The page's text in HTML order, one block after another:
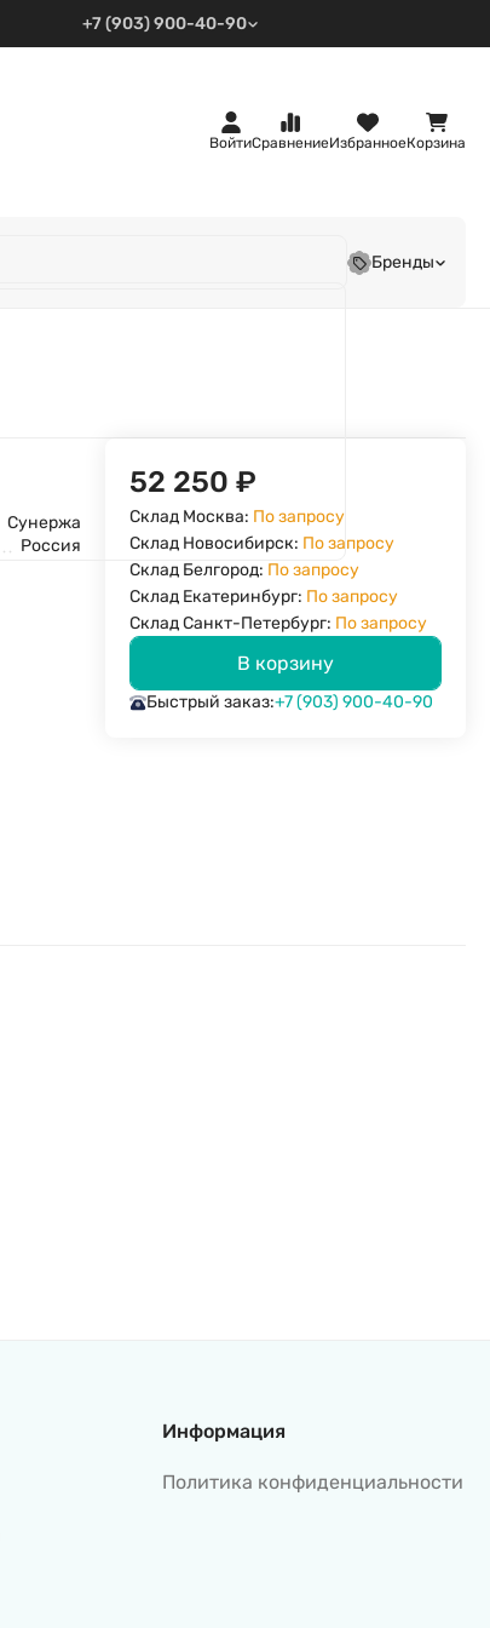
+7 (903) 900-40-90
ВойтиСравнениеИзбранноеКорзина
Бренды
Сунержа
Россия
52 250₽
Склад Москва: По запросу
Склад Новосибирск: По запросу
Склад Белгород: По запросу
Склад Екатеринбург: По запросу
Склад Санкт-Петербург: По запросу
В корзину
Быстрый заказ:+7 (903) 900-40-90
Информация
Политика конфиденциальности